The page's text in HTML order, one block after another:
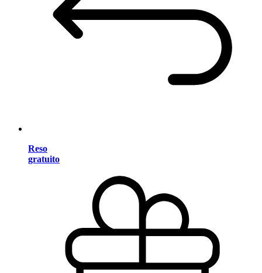
Reso
gratuito